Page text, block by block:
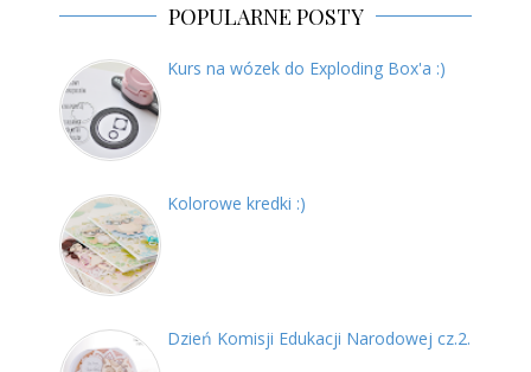
POPULARNE POSTY
Kurs na wózek do Exploding Box'a :)
Kolorowe kredki :)
Dzień Komisji Edukacji Narodowej cz.2.